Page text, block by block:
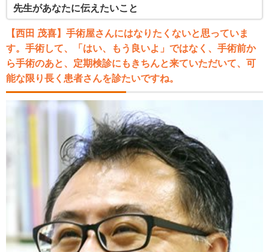
先生があなたに伝えたいこと
【西田 茂喜】手術屋さんにはなりたくないと思っていま
す。手術して、「はい、もう良いよ」ではなく、手術前か
ら手術のあと、定期検診にもきちんと来ていただいて、可
能な限り長く患者さんを診たいですね。